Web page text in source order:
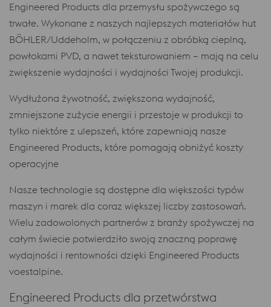
Engineered Products dla przemysłu spożywczego są
trwałe. Wykonane z naszych najlepszych materiałów hut
BÖHLER/Uddeholm, w połączeniu z obróbką cieplną,
powłokami PVD, a nawet teksturowaniem – mają na celu
zwiększenie wydajności i wydajności Twojej produkcji.
Wydłużona żywotność, zwiększona wydajność,
zmniejszone zużycie energii i przestoje w produkcji to
tylko niektóre z ulepszeń, które zapewniają nasze
Engineered Products, które pomagają obniżyć koszty
operacyjne
Nasze technologie są dostępne dla większości typów
maszyn i marek dla coraz większej liczby zastosowań.
Wielu zadowolonych partnerów z branży spożywczej na
całym świecie potwierdziło swoją znaczną poprawę
wydajności i rentowności dzięki Engineered Products
voestalpine.
Engineered Products dla przetwórstwa